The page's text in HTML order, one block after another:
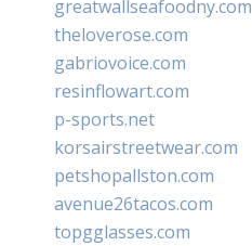
greatwallseafoodny.com
theloverose.com
gabriovoice.com
resinflowart.com
p-sports.net
korsairstreetwear.com
petshopallston.com
avenue26tacos.com
topgglasses.com